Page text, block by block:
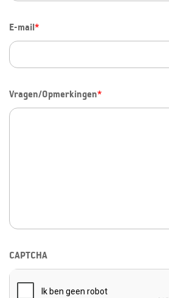
E-mail*
Vragen/Opmerkingen*
CAPTCHA